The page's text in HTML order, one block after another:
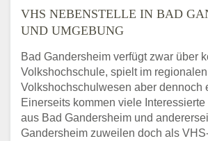
VHS NEBENSTELLE IN BAD
UND UMGEBUNG
Bad Gandersheim verfügt zwar über
Volkshochschule, spielt im regionalen
Volkshochschulwesen aber dennoch
Einerseits kommen viele
aus Bad Gandersheim und
Gandersheim zuweilen doch als